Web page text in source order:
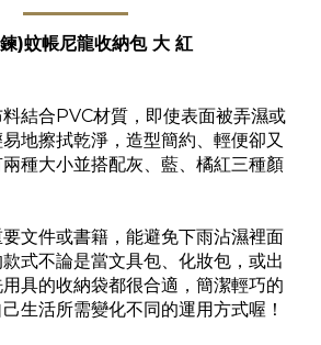
)蚊帳尼龍收納包 大 紅
結合PVC材質，即使表面被弄濕或
地擦拭乾淨，造型簡約、輕便卻又
種大小並搭配灰、藍、橘紅三種顏
文件或書籍，能避免下雨沾濕裡面
式不論是當文具包、化妝包，或出
具的收納袋都很合適，簡潔輕巧的
生活所需變化不同的運用方式喔！